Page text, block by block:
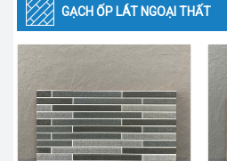
GẠCH ỐP LÁT NGOẠI THẤT